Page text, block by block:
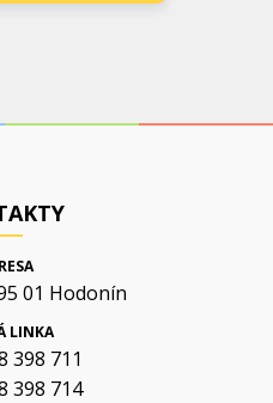
01 Hodonín
LINKA
398 711
398 714